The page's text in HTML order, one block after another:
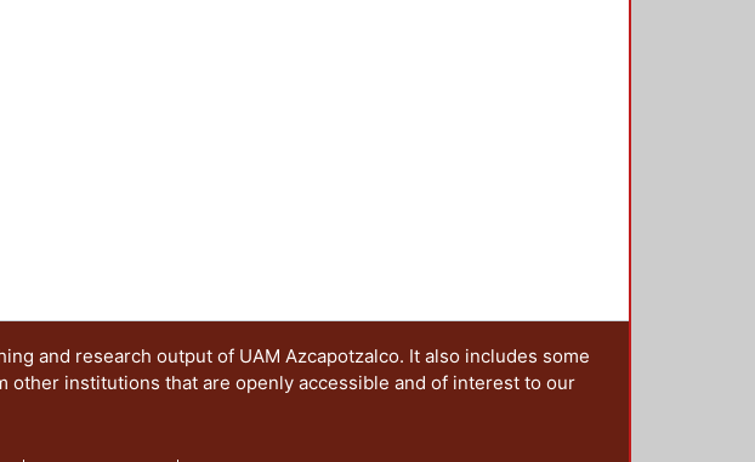
and research output of UAM Azcapotzalco. It also includes some
institutions that are openly accessible and of interest to our